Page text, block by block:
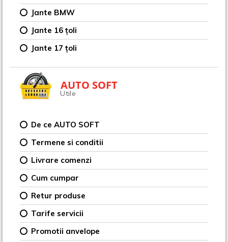
Jante BMW
Jante 16 țoli
Jante 17 țoli
AUTO SOFT
Utile
De ce AUTO SOFT
Termene si conditii
Livrare comenzi
Cum cumpar
Retur produse
Tarife servicii
Promotii anvelope